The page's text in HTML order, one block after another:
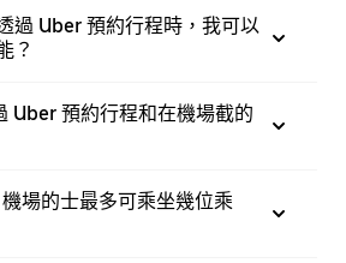
過 Uber 預約行程時，我可以
？
Uber 預約行程和在機場截的
場的士最多可乘坐幾位乘